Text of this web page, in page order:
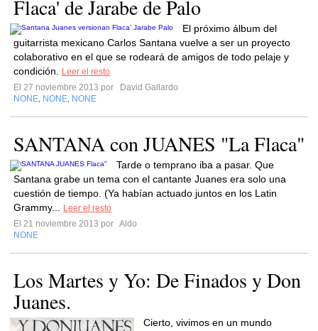
Flaca' de Jarabe de Palo
El próximo álbum del
guitarrista mexicano Carlos Santana vuelve a ser un proyecto
colaborativo en el que se rodeará de amigos de todo pelaje y
condición.
Leer el resto
El 27 noviembre 2013 por
David Gallardo
NONE NONE NONE
SANTANA con JUANES "La Flaca"
Tarde o temprano iba a pasar. Que
Santana grabe un tema con el cantante Juanes era solo una
cuestión de tiempo. (Ya habían actuado juntos en los Latin
Grammy...
Leer el resto
El 21 noviembre 2013 por Aldo
NONE
Los Martes y Yo: De Finados y Don
Juanes.
Cierto, vivimos en un mundo